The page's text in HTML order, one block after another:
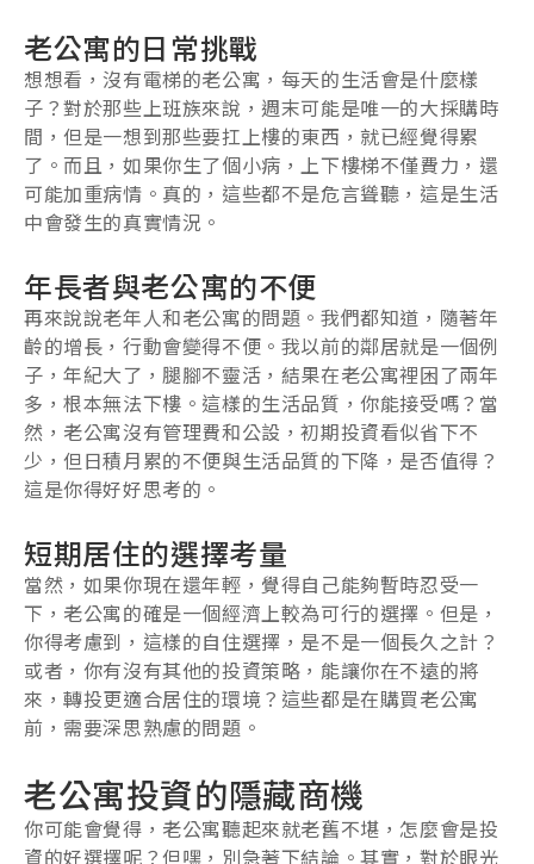
老公寓的日常挑戰
想想看，沒有電梯的老公寓，每天的生活會是什麼樣
子？對於那些上班族來說，週末可能是唯一的大採購時
間，但是一想到那些要扛上樓的東西，就已經覺得累
了。而且，如果你生了個小病，上下樓梯不僅費力，還
可能加重病情。真的，這些都不是危言聳聽，這是生活
中會發生的真實情況。
年長者與老公寓的不便
再來說說老年人和老公寓的問題。我們都知道，隨著年
齡的增長，行動會變得不便。我以前的鄰居就是一個例
子，年紀大了，腿腳不靈活，結果在老公寓裡困了兩年
多，根本無法下樓。這樣的生活品質，你能接受嗎？當
然，老公寓沒有管理費和公設，初期投資看似省下不
少，但日積月累的不便與生活品質的下降，是否值得？
這是你得好好思考的。
短期居住的選擇考量
當然，如果你現在還年輕，覺得自己能夠暫時忍受一
下，老公寓的確是一個經濟上較為可行的選擇。但是，
你得考慮到，這樣的自住選擇，是不是一個長久之計？
或者，你有沒有其他的投資策略，能讓你在不遠的將
來，轉投更適合居住的環境？這些都是在購買老公寓
前，需要深思熟慮的問題。
老公寓投資的隱藏商機
你可能會覺得，老公寓聽起來就老舊不堪，怎麼會是投
資的好選擇呢？但嘿，別急著下結論。其實，對於眼光